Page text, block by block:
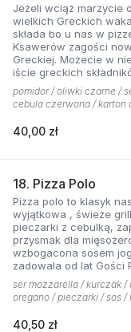
Jeżeli wciąż marzycie
wielkich Greckich
składa bo u nas w pizzerii Hyyper Pabianice i
Ksawerów zagości
Greckiej. Możecie w
iście greckich
myśl piaszczyste
typu feta, którego
współgra z
wyjątkowo greckiego
nie boją się poznawać
pomidor / oliwki czarne /
cebula czerwona / karton
40,00 zł
18. Pizza Polo
Pizza polo to klasyk
wyjątkowa , świeże
pieczarki z cebulką,
przysmak dla
wzbogacona sosem
zadowala od lat Gości
ser mozzarella / kurczak
oregano / pieczarki / sos /
40,50 zł